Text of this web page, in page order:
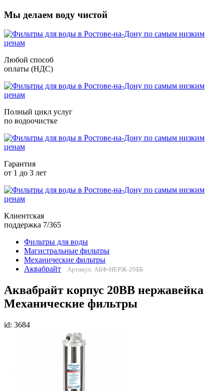
Мы делаем воду чистой
Любой способ
оплаты (НДС)
Полный цикл услуг
по водоочистке
Гарантия
от 1 до 3 лет
Клиентская
поддержка 7/365
Фильтры для воды
Магистральные фильтры
Механические фильтры
Аквабрайт
Артикул: АБФ-НЕРЖ-20ББ
Аквабрайт корпус 20BB нержавейка
Механические фильтры
id: 3684